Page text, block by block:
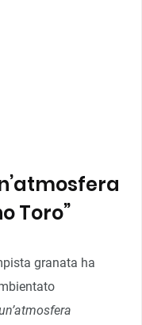
Toro”
granata ha